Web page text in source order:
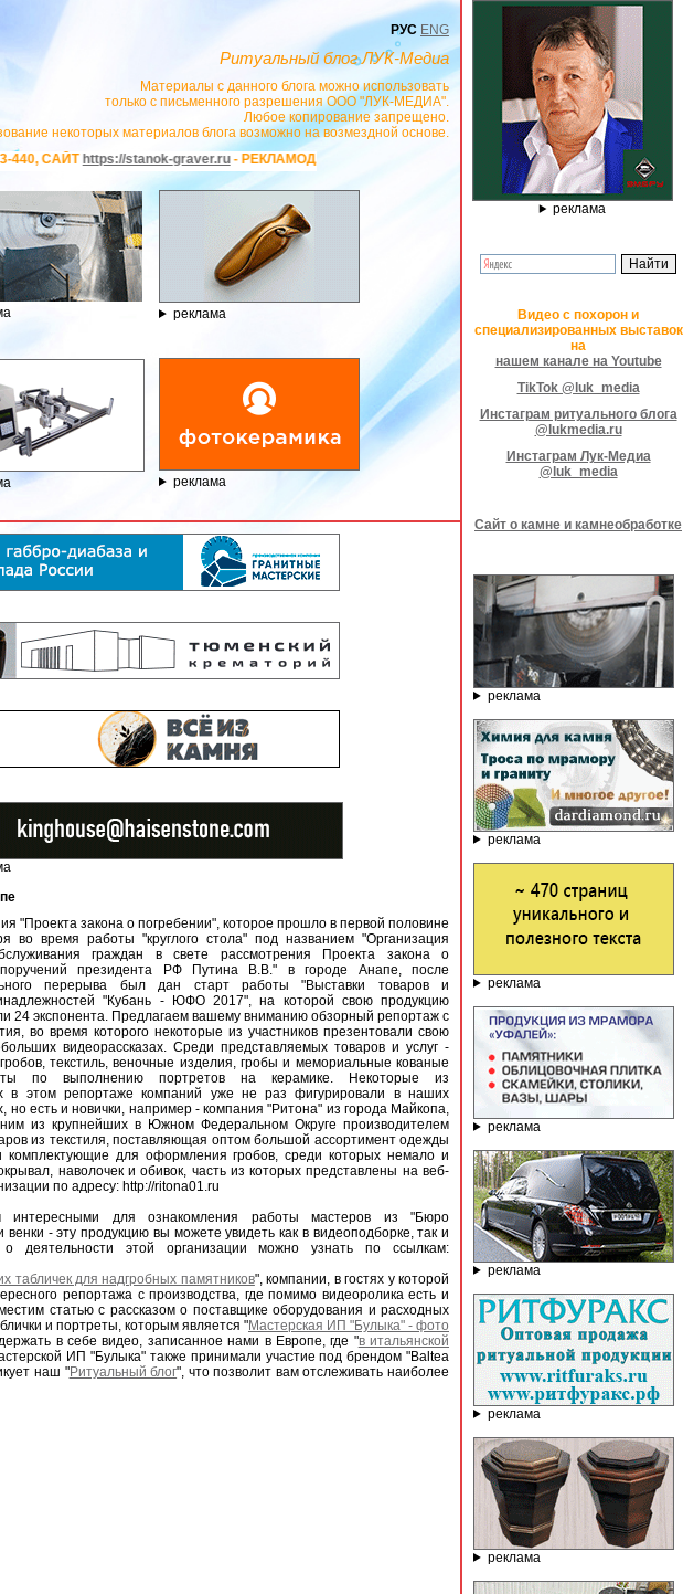
РУС ENG
Ритуальный блог ЛУК-Медиа
Материалы с данного блога можно использовать
только с письменного разрешения ООО "ЛУК-МЕДИА".
Любое копирование запрещено.
некоторых материалов блога возможно на возмездной основе.
graver.ru- РЕКЛАМОДАТЕЛЬ ИП Павленко С.В. ИНН: 233008852896. Erid: 2SDnjeX37Dc ***ПО
реклама
реклама
"Проекта закона о погребении", которое прошло в первой половине
во время работы "круглого стола" под названием "Организация
граждан в свете рассмотрения Проекта закона о
президента РФ Путина В.В." в городе Анапе, после
перерыва был дан старт работы "Выставки товаров и
"Кубань - ЮФО 2017", на которой свою продукцию
24 экспонента. Предлагаем вашему вниманию обзорный репортаж с
во время которого некоторые из участников презентовали свою
видеорассказах. Среди представляемых товаров и услуг -
текстиль, веночные изделия, гробы и мемориальные кованые
по выполнению портретов на керамике. Некоторые из
в этом репортаже компаний уже не раз фигурировали в наших
но есть и новички, например - компания "Ритона" из города Майкопа,
из крупнейших в Южном Федеральном Округе производителем
из текстиля, поставляющая оптом большой ассортимент одежды
комплектующие для оформления гробов, среди которых немало и
наволочек и обивок, часть из которых представлены на веб-
по адресу: http://ritona01.ru
интересными для ознакомления работы мастеров из "Бюро
- эту продукцию вы можете увидеть как в видеоподборке, так и
этой организации можно узнать по ссылкам:
для надгробных памятников", компании, в гостях у которой
репортажа с производства, где помимо видеоролика есть и
статью с рассказом о поставщике оборудования и расходных
и портреты, которым является "Мастерская ИП "Булыка" - фото
в себе видео, записанное нами в Европе, где "в итальянской
ИП "Булыка" также принимали участие под брендом "Baltea
наш "Ритуальный блог", что позволит вам отслеживать наиболее
реклама
Видео с похорон и
специализированных выставок
на
нашем канале на Youtube
TikTok @luk_media
Инстаграм ритуального блога
@lukmedia.ru
Инстаграм Лук-Медиа
@luk_media
Сайт о камне и камнеобработке
реклама
реклама
реклама
реклама
реклама
реклама
реклама